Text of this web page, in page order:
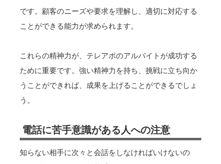
です。顧客のニーズや要求を理解し、適切に対応する
ことができる能力が求められます。
これらの精神力が、テレアポのアルバイトが成功する
ために重要です。強い精神力を持ち、挑戦に立ち向か
うことができれば、成果を上げることができるでしょ
う。
電話に苦手意識がある人への注意
知らない相手に次々と会話をしなければいけないの